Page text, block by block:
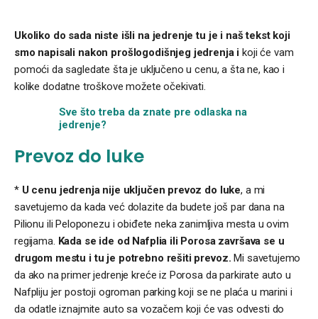
Ukoliko do sada niste išli na jedrenje tu je i naš tekst koji
smo napisali nakon prošlogodišnjeg jedrenja ikoji će vam
pomoći da sagledate šta je uključeno u cenu, a šta ne, kao i
kolike dodatne troškove možete očekivati.
Sve što treba da znate pre odlaska na
jedrenje?
Prevoz do luke
* U cenu jedrenja nije uključen prevoz do luke, a mi
savetujemo da kada već dolazite da budete još par dana na
Pilionu ili Peloponezu i obiđete neka zanimljiva mesta u ovim
regijama. Kada se ide od Nafplia ili Porosa završava se u
drugom mestu i tu je potrebno rešiti prevoz. Mi savetujemo
da ako na primer jedrenje kreće iz Porosa da parkirate auto u
Nafpliju jer postoji ogroman parking koji se ne plaća u marini i
da odatle iznajmite auto sa vozačem koji će vas odvesti do